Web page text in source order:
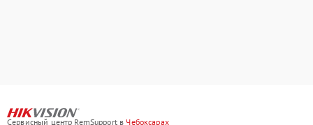
Сервисный центр RemSupport в Чебоксарах